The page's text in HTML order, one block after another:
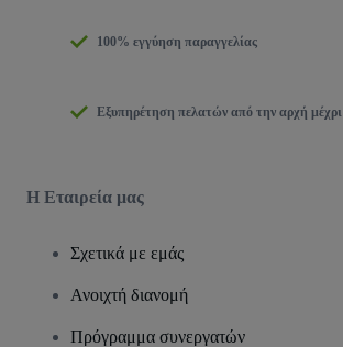
100% εγγύηση παραγγελίας
Εξυπηρέτηση πελατών από την αρχή μέχρι
Η Εταιρεία μας
Σχετικά με εμάς
Ανοιχτή διανομή
Πρόγραμμα συνεργατών